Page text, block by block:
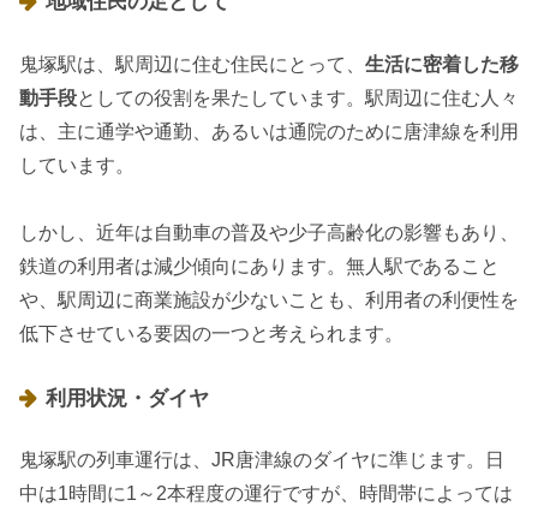
鬼塚駅は、駅周辺に住む住民にとって、 生活に密着した移
動手段としての役割を果たしています。駅周辺に住む人々
は、主に通学や通勤、あるいは通院のために唐津線を利用
しています。
しかし、近年は自動車の普及や少子高齢化の影響もあり、
鉄道の利用者は減少傾向にあります。無人駅であること
や、駅周辺に商業施設が少ないことも、利用者の利便性を
低下させている要因の一つと考えられます。
利用状況・ダイヤ
鬼塚駅の列車運行は、JR唐津線のダイヤに準じます。日
中は1時間に1～2本程度の運行ですが、時間帯によっては